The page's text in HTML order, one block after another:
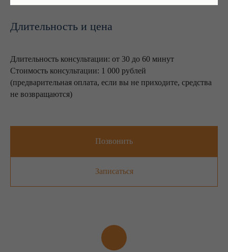
Длительность и цена
Длительность консультации: от 30 до 60 минут
Стоимость консультации: 1 000 рублей
(предварительная оплата, если вы не приходите, средства
не возвращаются)
Позвонить
Записаться